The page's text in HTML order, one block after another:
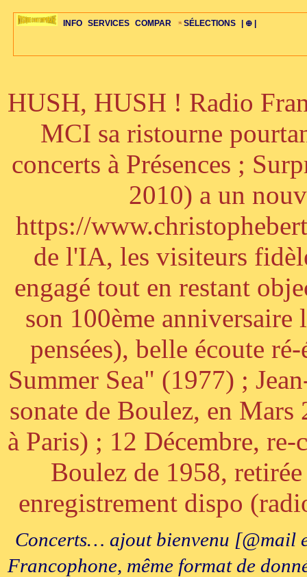
INFO
ÉDITORIAUX ACTUS-CONCERTS HISTOIRE PAYS STYLES-ÉCOLES
SERVICES
MAJ-LISTE ARCH-CONCERTS LIENS RADIOS VIDÉOS PLAN FAQS
COMPAR
SÉLECTION GUIDE-EXPRESS ŒUVRES BIOGRAPHIES PERSPECTIVE
SÉLECTIONS
SÉLECTION COMPOS-INTRO COMPO-INDIV ŒUVRES-INDIV
| ⊕ |
20ÈME PARAL 1001 CD TOP-REC BONUS-ROMANS BONUS-FILMS
CELLO-C
ALTO-C
VIOLON-C
PIANO-CONC GRAND-
HUSH, HUSH ! Radio
MCI sa ristourne
concerts à Présences ;
2010) a un
https://
de l'IA, les visiteurs
engagé tout en restant
son 100ème
pensées), belle écoute
Summer Sea" (1977) ;
sonate de Boulez, en
à Paris) ; 12 Décembre,
Boulez de 1958,
enregistrement dispo
Concerts… ajout bienvenu [@mail
Francophone, même format de